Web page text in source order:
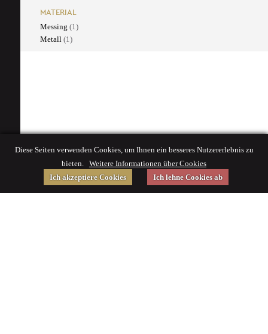
MATERIAL
Messing (1)
Metall (1)
Diese Seiten verwenden Cookies, um Ihnen ein besseres Nutzererlebnis zu
bieten. Weitere Informationen über Cookies
Ich akzeptiere Cookies
Ich lehne Cookies ab